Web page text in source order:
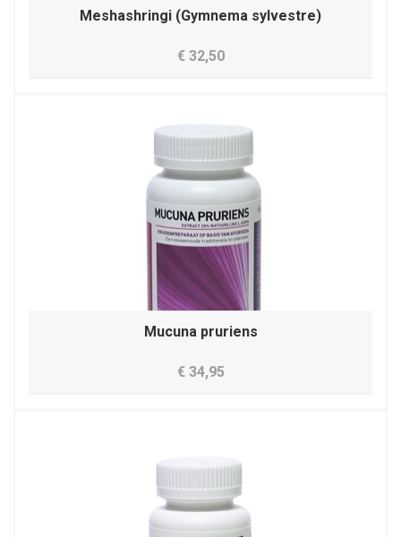
Meshashringi (Gymnema sylvestre)
€ 32,50
Mucuna pruriens
€ 34,95